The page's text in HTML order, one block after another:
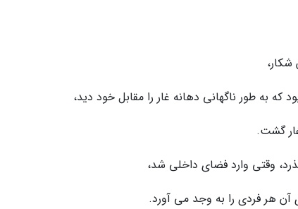
به طور ناگهانی دهانه غار را مقابل خود دید،
گشت.
وقتی وارد فضای داخلی شد،
هر فردی را به وجد می آورد.